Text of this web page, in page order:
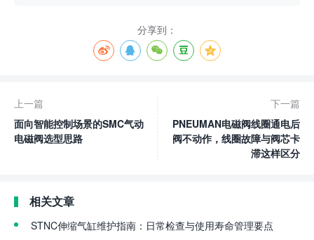
分享到：
上一篇
面向智能控制场景的SMC气动
电磁阀选型思路
下一篇
PNEUMAN电磁阀线圈通电后
阀不动作，线圈故障与阀芯卡
滞这样区分
相关文章
STNC伸缩气缸维护指南：日常检查与使用寿命管理要点